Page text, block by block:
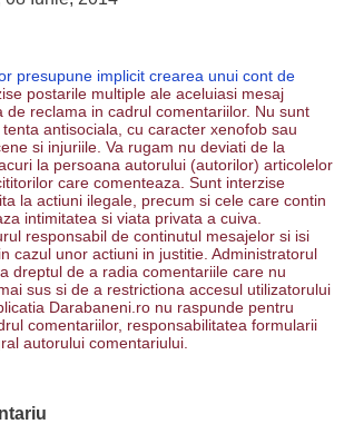
presupune implicit crearea unui cont de
postarile multiple ale aceluiasi mesaj
de reclama in cadrul comentariilor. Nu sunt
antisociala, cu caracter xenofob sau
si injuriile. Va rugam nu deviati de la
la persoana autorului (autorilor) articolelor
care comenteaza. Sunt interzise
la actiuni ilegale, precum si cele care contin
intimitatea si viata privata a cuiva.
responsabil de continutul mesajelor si isi
cazul unor actiuni in justitie. Administratorul
dreptul de a radia comentariile care nu
sus si de a restrictiona accesul utilizatorului
Darabaneni.ro nu raspunde pentru
comentariilor, responsabilitatea formularii
autorului comentariului.